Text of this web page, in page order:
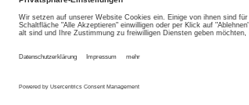
DATENSCHUTZ IMPRESSUM